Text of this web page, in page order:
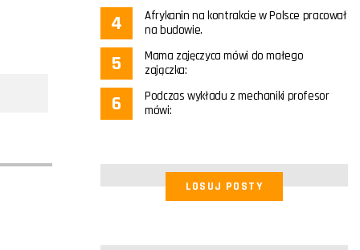
Afrykanin na kontrakcie w Polsce pracował
na budowie.
Mama zajęczyca mówi do małego
zajączka:
Podczas wykładu z mechaniki profesor
mówi:
LOSUJ POSTY